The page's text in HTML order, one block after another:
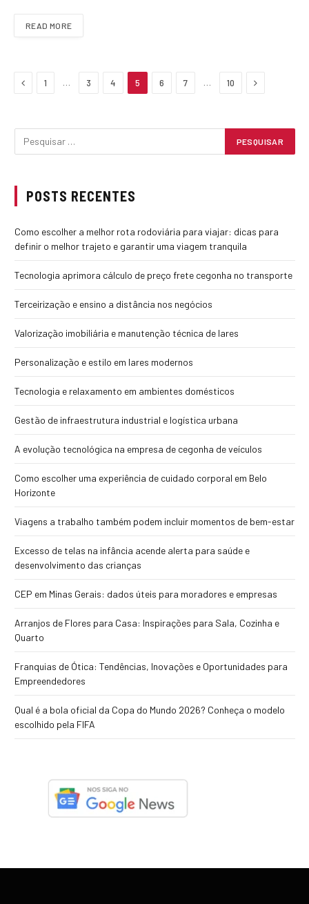
READ MORE
Previous
1 3 4 5 6 7 10 Next
POSTS RECENTES
Como escolher a melhor rota rodoviária para viajar: dicas para
definir o melhor trajeto e garantir uma viagem tranquila
Tecnologia aprimora cálculo de preço frete cegonha no transporte
Terceirização e ensino a distância nos negócios
Valorização imobiliária e manutenção técnica de lares
Personalização e estilo em lares modernos
Tecnologia e relaxamento em ambientes domésticos
Gestão de infraestrutura industrial e logística urbana
A evolução tecnológica na empresa de cegonha de veículos
Como escolher uma experiência de cuidado corporal em Belo
Horizonte
Viagens a trabalho também podem incluir momentos de bem-estar
Excesso de telas na infância acende alerta para saúde e
desenvolvimento das crianças
CEP em Minas Gerais: dados úteis para moradores e empresas
Arranjos de Flores para Casa: Inspirações para Sala, Cozinha e
Quarto
Franquias de Ótica: Tendências, Inovações e Oportunidades para
Empreendedores
Qual é a bola oficial da Copa do Mundo 2026? Conheça o modelo
escolhido pela FIFA